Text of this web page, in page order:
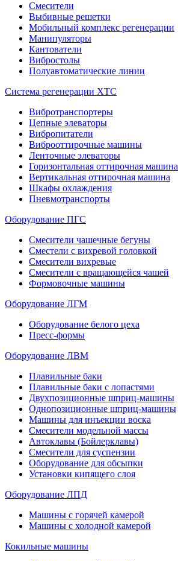
Смесители
Выбивные решетки
Мобильный комплекс регенерации
Манипуляторы
Кантователи
Вибростолы
Полуавтоматические линии
Система регенерации ХТС
Вибротранспортеры
Цепные элеваторы
Вибропитатели
Виброоттирочные машины
Ленточные элеваторы
Горизонтальная оттирочная машина
Вертикальная оттирочная машина
Шкафы охлаждения
Пневмотранспорты
Оборудование ПГС
Смесители чашечные бегуны
Сместели с вихревой головкой
Смесители вихревые
Смесители с вращающейся чашей
Формовочные машины
Оборудование ЛГМ
Оборудование белого цеха
Пресс-формы
Оборудование ЛВМ
Плавильные баки
Плавильные баки с лопастями
Двухпозиционные шприц-машины
Однопозиционные шприц-машины
Машины для инъекции воска
Смесители модельной массы
Автоклавы (Бойлерклавы)
Смесители для суспензии
Оборудование для обсыпки
Установки кипящего слоя
Оборудование ЛПД
Машины с горячей камерой
Машины с холодной камерой
Кокильные машины